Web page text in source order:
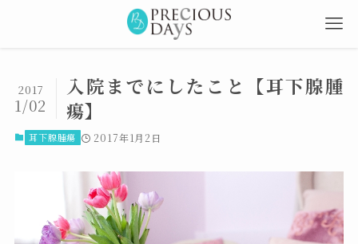
入院までにしたこと【耳下腺腫
瘍】
2017
1/02
耳下腺腫瘍 2017年1月2日